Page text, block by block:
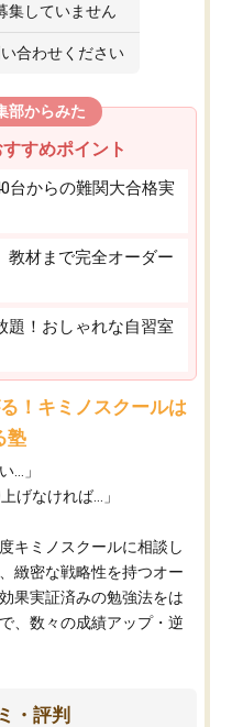
集していません
合わせください
部からみた
すめポイント
台からの難関大合格実
教材まで完全オーダー
題！おしゃれな自習室
！キミノスクールは
塾
…」
げなければ…」
キミノスクールに相談し
緻密な戦略性を持つオー
果実証済みの勉強法をは
、数々の成績アップ・逆
・評判